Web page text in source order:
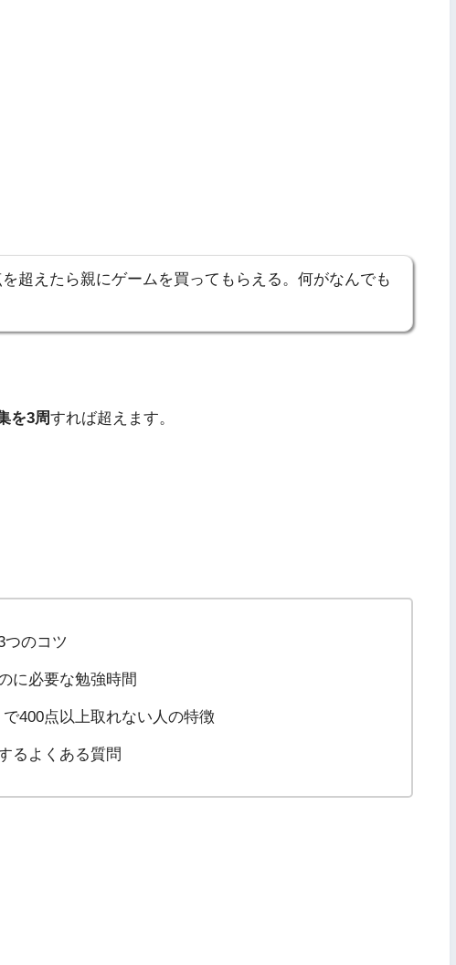
超えたら親にゲームを買ってもらえる。何がなんでも
を3周すれば超えます。
つのコツ
に必要な勉強時間
400点以上取れない人の特徴
るよくある質問